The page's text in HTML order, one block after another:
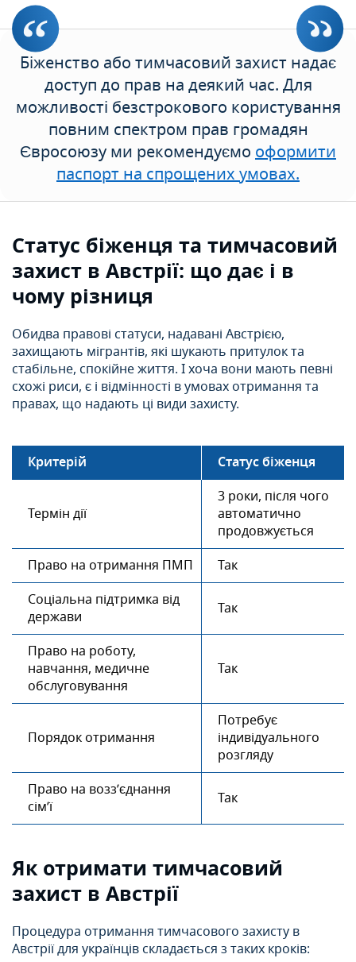
Біженство або тимчасовий захист надає
доступ до прав на деякий час. Для
можливості безстрокового користування
повним спектром прав громадян
Євросоюзу ми рекомендуємо оформити
паспорт на спрощених умовах.
Статус біженця та тимчасовий
захист в Австрії: що дає і в
чому різниця
Обидва правові статуси, надавані Австрією,
захищають мігрантів, які шукають притулок та
стабільне, спокійне життя. І хоча вони мають певні
схожі риси, є і відмінності в умовах отримання та
правах, що надають ці види захисту.
Критерій Статус біженця
Термін дії
3 роки, після чого
автоматично
продовжується
Право на отримання ПМП
Так
Соціальна підтримка від
держави
Так
Право на роботу,
навчання, медичне
обслуговування
Так
Порядок отримання
Потребує
індивідуального
розгляду
Право на возз’єднання
сім’ї
Так
Як отримати тимчасовий
захист в Австрії
Процедура отримання тимчасового захисту в
Австрії для українців складається з таких кроків: